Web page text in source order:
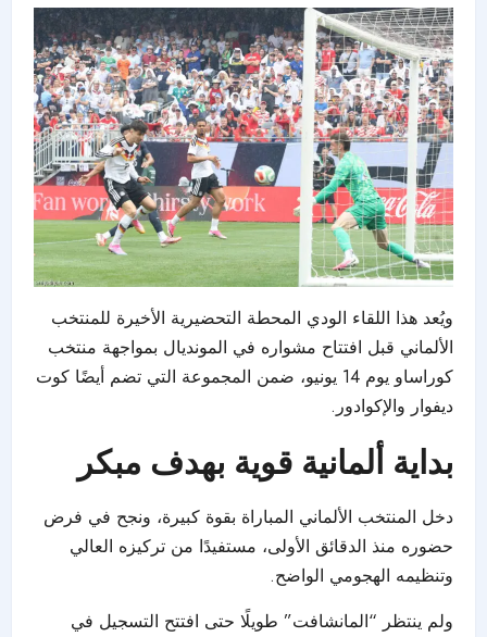
ويُعد هذا اللقاء الودي المحطة التحضيرية الأخيرة للمنتخب
الألماني قبل افتتاح مشواره في المونديال بمواجهة منتخب
كوراساو يوم 14 يونيو، ضمن المجموعة التي تضم أيضًا كوت
ديفوار والإكوادور.
بداية ألمانية قوية بهدف مبكر
دخل المنتخب الألماني المباراة بقوة كبيرة، ونجح في فرض
حضوره منذ الدقائق الأولى، مستفيدًا من تركيزه العالي
وتنظيمه الهجومي الواضح.
ولم ينتظر “المانشافت” طويلًا حتى افتتح التسجيل في